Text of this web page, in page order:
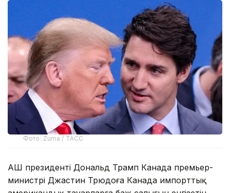
Фото: Zuma / ТАСС
АҚШ президенті Дональд Трамп Канада премьер-
министрі Джастин Трюдоға Канада импорттық